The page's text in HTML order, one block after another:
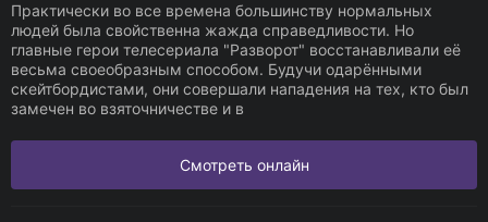
Практически во все времена большинству нормальных
людей была свойственна жажда справедливости. Но
главные герои телесериала "Разворот" восстанавливали её
весьма своеобразным способом. Будучи одарёнными
скейтбордистами, они совершали нападения на тех, кто был
замечен во взяточничестве и в
Смотреть онлайн